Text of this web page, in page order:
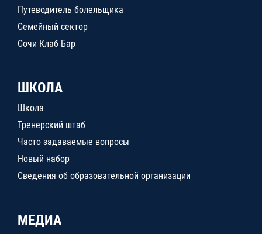
Путеводитель болельщика
Семейный сектор
Сочи Клаб Бар
ШКОЛА
Школа
Тренерский штаб
Часто задаваемые вопросы
Новый набор
Сведения об образовательной организации
МЕДИА